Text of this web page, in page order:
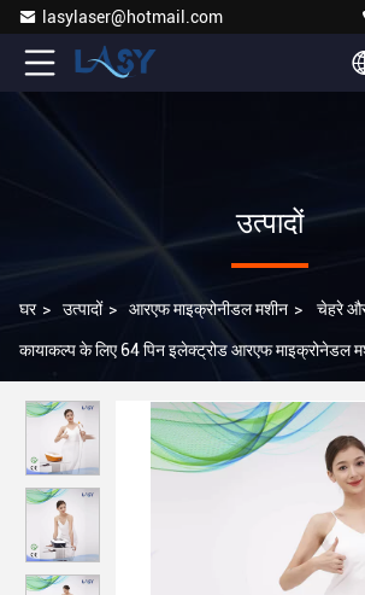
lasylaser@hotmail.com
उत्पादों
घर > उत्पादों > आरएफ माइक्रोनीडल मशीन > चेहरे
कायाकल्प के लिए 64 पिन इलेक्ट्रोड आरएफ माइक्रोनेडल